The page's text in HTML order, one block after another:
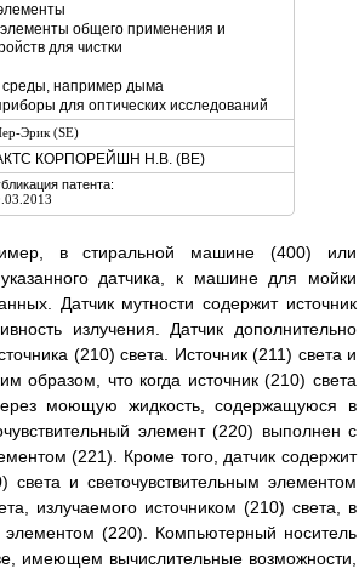
общего применения и
для чистки
среды, например дыма
для оптических исследований
Эрик (SE)
КОРПОРЕЙШН Н.В. (BE)
патента:
в стиральной машине (400) или
датчика, к машине для мойки
Датчик мутности содержит источник
излучения. Датчик дополнительно
(210) света. Источник (211) света и
образом, что когда источник (210) света
моющую жидкость, содержащуюся в
элемент (220) выполнен с
(221). Кроме того, датчик содержит
и светочувствительным элементом
излучаемого источником (210) света, в
элементом (220). Компьютерный носитель
имеющем вычислительные возможности,